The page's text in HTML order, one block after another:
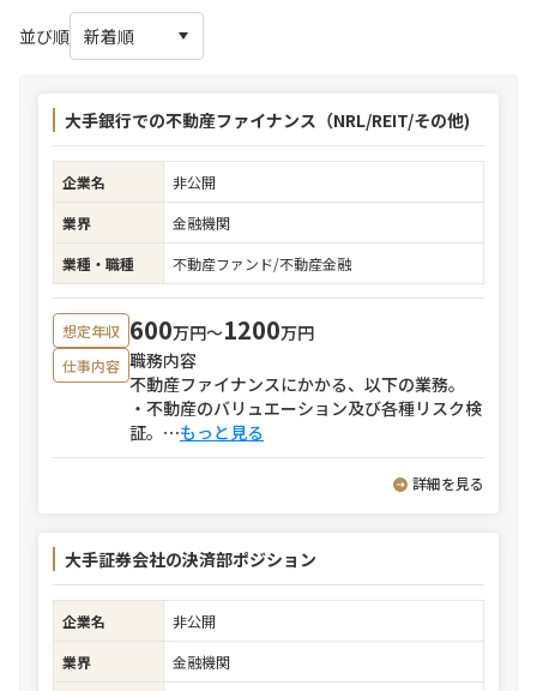
並び順
大手銀行での不動産ファイナンス（NRL/REIT/その他)
企業名
非公開
業界
金融機関
業種・職種
不動産ファンド/不動産金融
想定年収 600万円〜1200万円
仕事内容 職務内容
不動産ファイナンスにかかる、以下の業務。
・不動産のバリュエーション及び各種リスク検
証。 ⋯もっと見る
詳細を見る
大手証券会社の決済部ポジション
企業名
非公開
業界
金融機関